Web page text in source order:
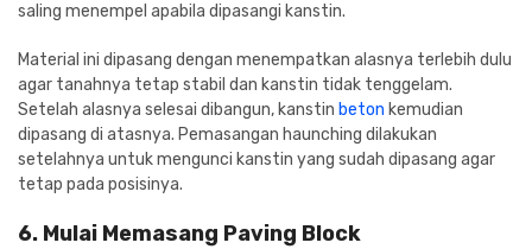
saling menempel apabila dipasangi kanstin.
Material ini dipasang dengan menempatkan alasnya terlebih dulu
agar tanahnya tetap stabil dan kanstin tidak tenggelam.
Setelah alasnya selesai dibangun, kanstin beton kemudian
dipasang di atasnya. Pemasangan haunching dilakukan
setelahnya untuk mengunci kanstin yang sudah dipasang agar
tetap pada posisinya.
6. Mulai Memasang Paving Block